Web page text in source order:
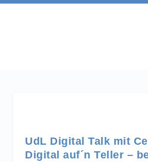
UdL Digital Talk mit
Digital auf´n Teller –